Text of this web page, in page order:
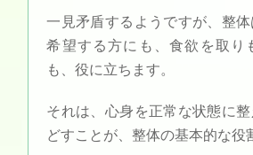
一見矛盾するようですが、整
希望する方にも、食欲を取り
も、役に立ちます。
それは、心身を正常な状態に
どすことが、整体の基本的な役